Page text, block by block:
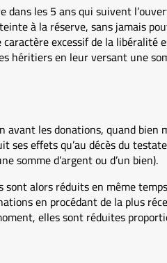
les 5 ans qui suivent
à la réserve, sans jamais
excessif de la libéralité
héritiers en leur versant une
avant les donations, quand bien
effets qu’au décès du
somme d’argent ou d’un bien).
sont alors réduits en même
en procédant de la plus
elles sont réduites